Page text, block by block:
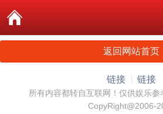
返回网站首页
链接 链接
所有内容都转自互联网！仅供娱乐参
CopyRight@2006-